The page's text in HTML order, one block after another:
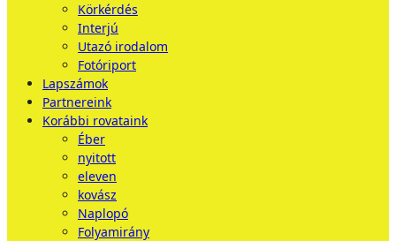
Körkérdés
Interjú
Utazó irodalom
Fotóriport
Lapszámok
Partnereink
Korábbi rovataink
Éber
nyitott
eleven
kovász
Naplopó
Folyamirány